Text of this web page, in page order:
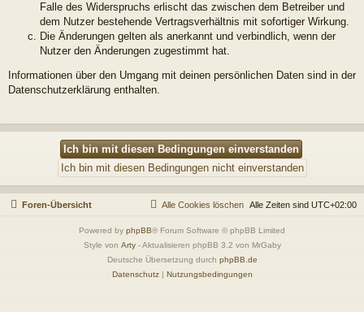
Falle des Widerspruchs erlischt das zwischen dem Betreiber und
dem Nutzer bestehende Vertragsverhältnis mit sofortiger Wirkung.
Die Änderungen gelten als anerkannt und verbindlich, wenn der
Nutzer den Änderungen zugestimmt hat.
Informationen über den Umgang mit deinen persönlichen Daten sind in der
Datenschutzerklärung enthalten.
Foren-Übersicht Alle Zeiten sind UTC+02:00
Alle Cookies löschen
Powered by phpBB® Forum Software © phpBB Limited
Style von Arty- Aktualisieren phpBB 3.2 von MrGaby
Deutsche Übersetzung durch phpBB.de
Datenschutz| Nutzungsbedingungen